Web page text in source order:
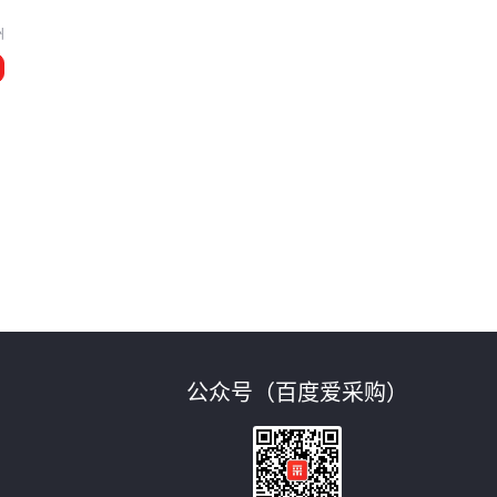
公众号（百度爱采购）